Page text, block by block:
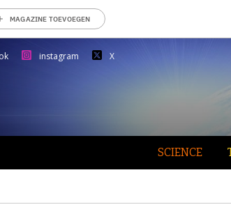
MAGAZINE TOEVOEGEN
instagram X
SCIENCE